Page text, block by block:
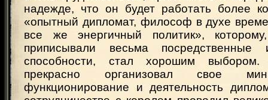
надежде, что он будет работать более
«опытный дипломат, философ в духе
все же энергичный политик»,
приписывали весьма посредственные
способности, стал хорошим
прекрасно организовал свое
функционирование и деятельность